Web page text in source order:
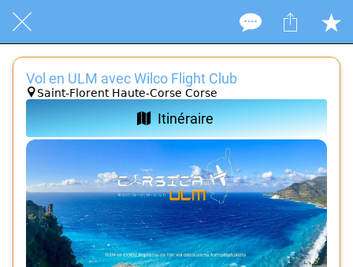
Vol en ULM avec Wilco Flight Club
Saint-Florent Haute-Corse Corse
Itinéraire